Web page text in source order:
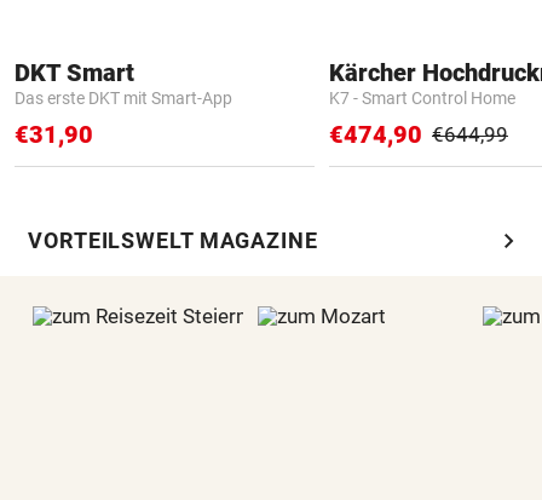
DKT Smart
Das erste DKT mit Smart-App
€31,90
Kärcher
K7 - Smart Control Home
€474,90 €644,99
VORTEILSWELT MAGAZINE chevron_right